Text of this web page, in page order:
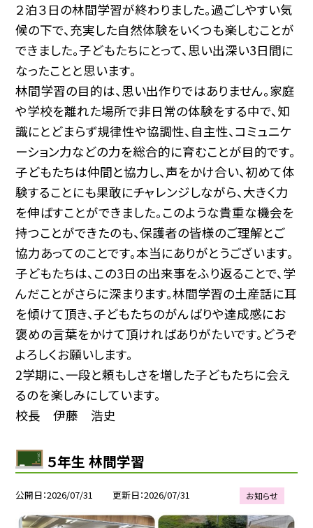
２泊３日の林間学習が終わりました。過ごしやすい気
候の下で、充実した自然体験をいくつも楽しむことが
できました。子どもたちにとって、思い出深い3日間に
なったことと思います。
林間学習の目的は、思い出作りではありません。家庭
や学校を離れた場所で非日常の体験をする中で、知
識にとどまらず規律性や協調性、自主性、コミュニケ
ーション力などの力を総合的に育むことが目的です。
子どもたちは仲間と協力し、声をかけ合い、初めて体
験することにも果敢にチャレンジしながら、大きく力
を伸ばすことができました。このような貴重な機会を
持つことができたのも、保護者の皆様のご理解とご
協力あってのことです。本当にありがとうございます。
子どもたちは、この3日の出来事をふり返ることで、学
んだことがさらに深まります。林間学習の土産話に耳
を傾けて頂き、子どもたちのがんばりや達成感にお
褒めの言葉をかけて頂ければありがたいです。どうぞ
よろしくお願いします。
2学期に、一段と頼もしさを増した子どもたちに会え
るのを楽しみにしています。
校長 伊藤 浩史
５年生 林間学習
公開日 2026/07/31 更新日 2026/07/31 お知らせ